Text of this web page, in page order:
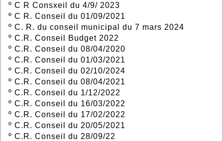
º C R Consxeil du 4/9/ 2023
º C R. Conseil du 01/09/2021
º C. R. du conseil municipal du 7 mars 2024
º C.R. Conseil Budget 2022
º C.R. Conseil du 08/04/2020
º C.R. Conseil du 01/03/2021
º C.R. Conseil du 02/10/2024
º C.R. Conseil du 08/04/2021
º C.R. Conseil du 1/12/2022
º C.R. Conseil du 16/03/2022
º C.R. Conseil du 17/02/2022
º C.R. Conseil du 20/05/2021
º C.R. Conseil du 28/09/22